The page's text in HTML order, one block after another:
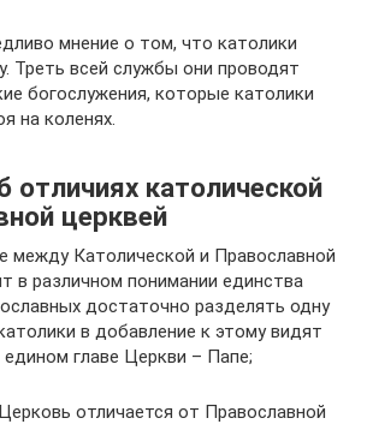
мнение о том, что католики
Треть всей службы они проводят
богослужения, которые католики
на коленях.
отличиях католической
церквей
между Католической и Православной
в различном понимании единства
достаточно разделять одну
в добавление к этому видят
главе Церкви – Папе;
отличается от Православной